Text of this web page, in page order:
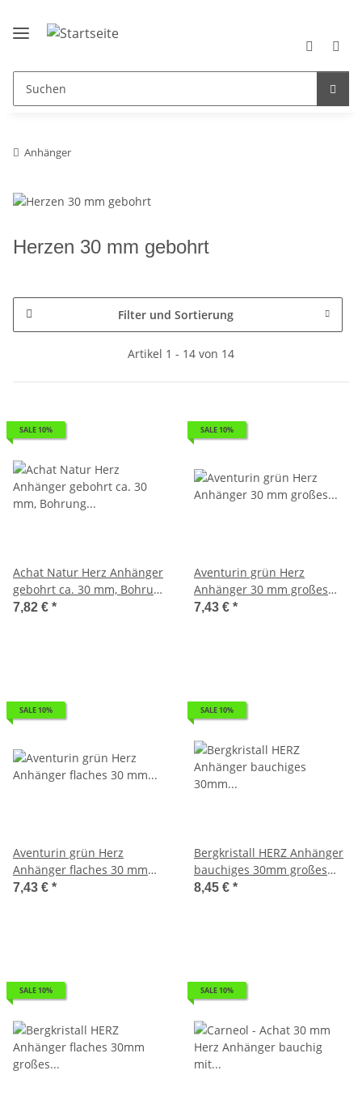
Anhänger
Herzen 30 mm gebohrt
Filter und Sortierung
Artikel 1 - 14 von 14
SALE 10%
Achat Natur Herz Anhänger
gebohrt ca. 30 mm, Bohrung
ca. 2,5 mm
7,82 € *
SALE 10%
Aventurin grün Herz
Anhänger 30 mm großes
bauchiges Edelsteinherz
7,43 € *
SALE 10%
Aventurin grün Herz
Anhänger flaches 30 mm
großes Edelsteinherz
7,43 € *
SALE 10%
Bergkristall HERZ Anhänger
bauchiges 30mm großes
Edelsteinherz mit Bohrung
8,45 € *
SALE 10% SALE 10%